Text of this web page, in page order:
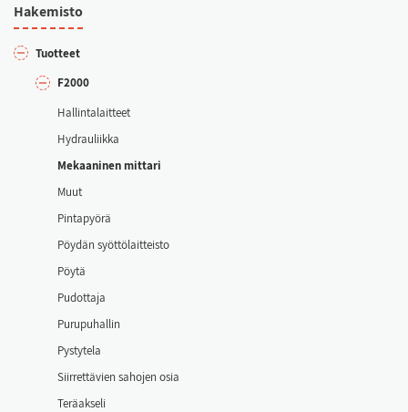
Ha­ke­mis­to
Tuot­teet
F2000
Hal­lin­ta­lait­teet
Hyd­rau­liik­ka
Me­kaa­ni­nen mit­ta­ri
Muut
Pin­ta­pyö­rä
Pöy­dän syöt­tö­lait­teis­to
Pöy­tä
Pu­dot­ta­ja
Pu­ru­pu­hal­lin
Pys­ty­te­la
Siir­ret­tä­vien sa­ho­jen osia
Te­räak­se­li